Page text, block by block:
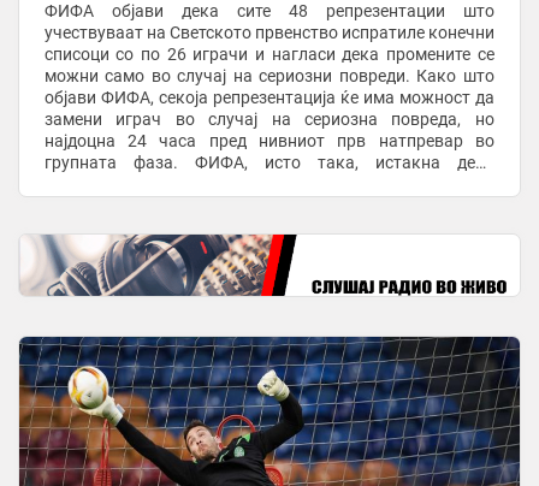
ФИФА објави дека сите 48 репрезентации што
учествуваат на Светското првенство испратиле конечни
списоци со по 26 играчи и нагласи дека промените се
можни само во случај на сериозни повреди. Како што
објави ФИФА, секоја репрезентација ќе има можност да
замени играч во случај на сериозна повреда, но
најдоцна 24 часа пред нивниот прв натпревар во
групната фаза. ФИФА, исто така, истакна дека